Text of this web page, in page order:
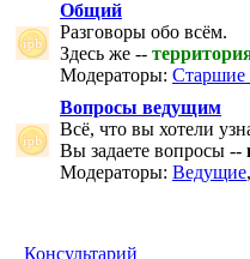
Общий
Разговоры обо всём.
Здесь же --
Модераторы: Старшие
Вопросы ведущим
Всё, что вы хотели
Вы задаете вопросы --
Модераторы: Ведущие,
Консультарий